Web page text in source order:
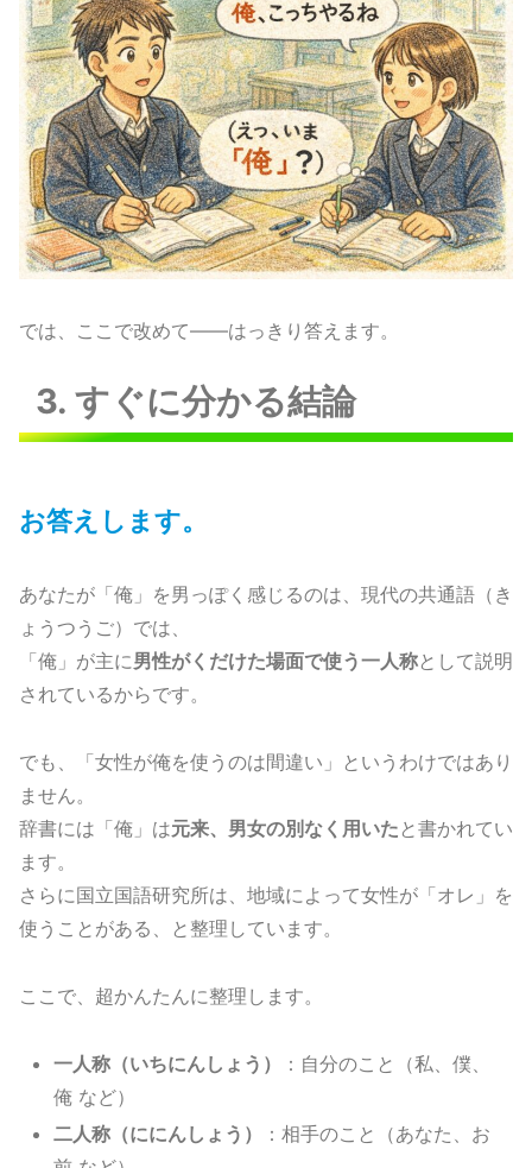
では、ここで改めて――はっきり答えます。
3. すぐに分かる結論
お答えします。
あなたが「俺」を男っぽく感じるのは、現代の共通語（き
ょうつうご）では、
「俺」が主に男性がくだけた場面で使う一人称として説明
されているからです。
でも、「女性が俺を使うのは間違い」というわけではあり
ません。
辞書には「俺」は元来、男女の別なく用いた と書かれてい
ます。
さらに国立国語研究所は、地域によって女性が「オレ」を
使うことがある、と整理しています。
ここで、超かんたんに整理します。
一人称（いちにんしょう）
：自分のこと（私、僕、
俺 など）
二人称（ににんしょう）
：相手のこと（あなた、お